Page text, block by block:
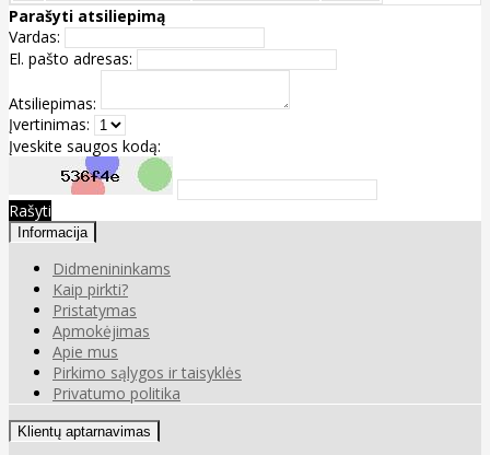
Parašyti atsiliepimą
Vardas:
El. pašto adresas:
Atsiliepimas:
Įvertinimas:
Įveskite saugos kodą:
Rašyti
Informacija
Didmenininkams
Kaip pirkti?
Pristatymas
Apmokėjimas
Apie mus
Pirkimo sąlygos ir taisyklės
Privatumo politika
Klientų aptarnavimas